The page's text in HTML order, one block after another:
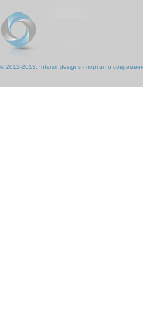
© 2012-2013, Interior designs - портал о